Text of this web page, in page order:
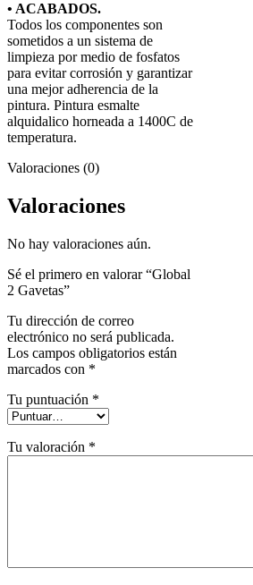
• ACABADOS.
Todos los componentes son
sometidos a un sistema de
limpieza por medio de fosfatos
para evitar corrosión y garantizar
una mejor adherencia de la
pintura. Pintura esmalte
alquidalico horneada a 1400C de
temperatura.
Valoraciones (0)
Valoraciones
No hay valoraciones aún.
Sé el primero en valorar “Global
2 Gavetas”
Tu dirección de correo
electrónico no será publicada.
Los campos obligatorios están
marcados con *
Tu puntuación *
Tu valoración *